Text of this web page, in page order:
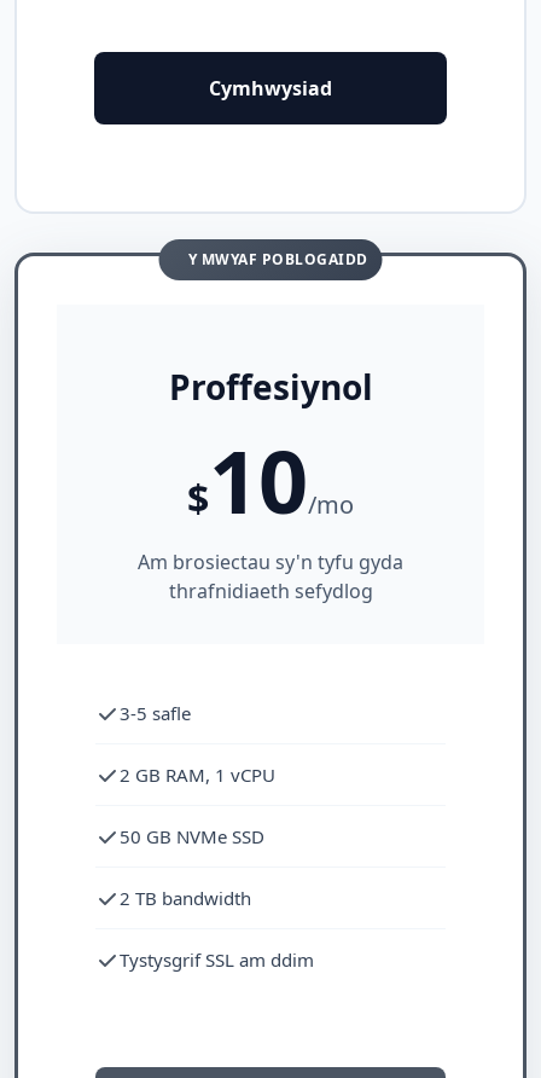
Cymhwysiad
Y MWYAF POBLOGAIDD
Proffesiynol
$10/mo
Am brosiectau sy'n tyfu gyda
thrafnidiaeth sefydlog
3-5 safle
2 GB RAM, 1 vCPU
50 GB NVMe SSD
2 TB bandwidth
Tystysgrif SSL am ddim